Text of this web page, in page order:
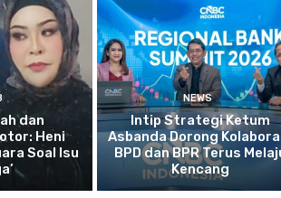
dan
Heni
Soal Isu
NEWS
Intip Strategi Ketum
Asbanda Dorong
BPD dan BPR Terus
Kencang